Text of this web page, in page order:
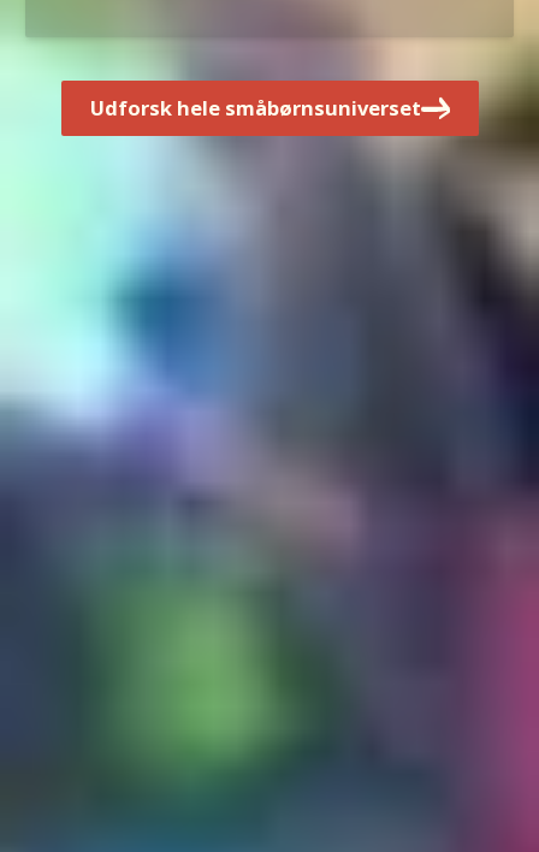
Udforsk hele småbørnsuniverset